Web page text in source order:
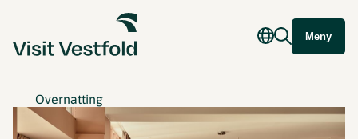
Meny
Overnatting